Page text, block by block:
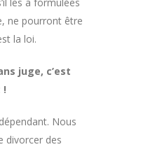
ne pourront être
la loi.
juge, c’est
!
Nous
divorcer des